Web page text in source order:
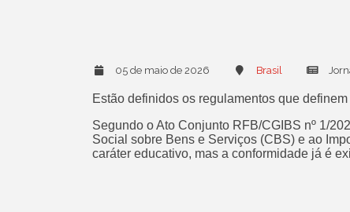
05 de maio de 2026 Brasil
Estão definidos os regulamentos que
Segundo o Ato Conjunto RFB/CGIBS nº 1/
Social sobre Bens e Serviços (CBS) e ao
caráter educativo, mas a conformidade já é